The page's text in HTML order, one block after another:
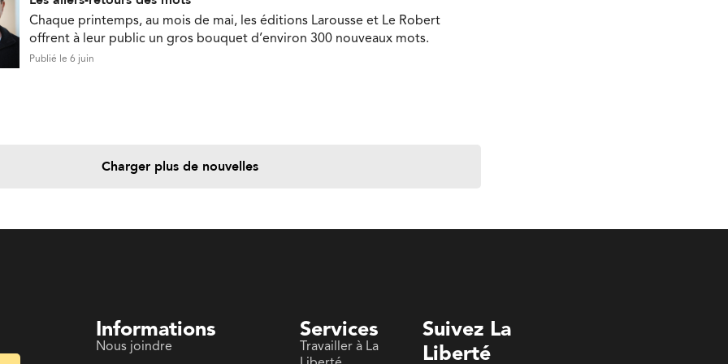
Chaque printemps, au mois de mai, les éditions Larousse et Le Robert
offrent à leur public un gros bouquet d’environ 300 nouveaux mots.
Publié le 6 juin
Charger plus de nouvelles
Informations
Nous joindre
Services
Travailler à La
Suivez La
Liberté